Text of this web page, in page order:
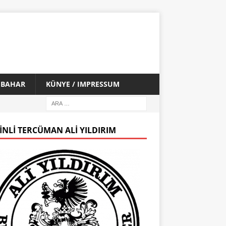
KÜNYE / IMPRESSUM
TERCÜMAN ALI YILDIRIM